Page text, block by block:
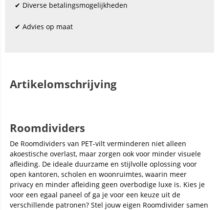
✔ Diverse betalingsmogelijkheden
✔ Advies op maat
Artikelomschrijving
Roomdividers
De Roomdividers van PET-vilt verminderen niet alleen
akoestische overlast, maar zorgen ook voor minder visuele
afleiding. De ideale duurzame en stijlvolle oplossing voor
open kantoren, scholen en woonruimtes, waarin meer
privacy en minder afleiding geen overbodige luxe is. Kies je
voor een egaal paneel of ga je voor een keuze uit de
verschillende patronen? Stel jouw eigen Roomdivider samen